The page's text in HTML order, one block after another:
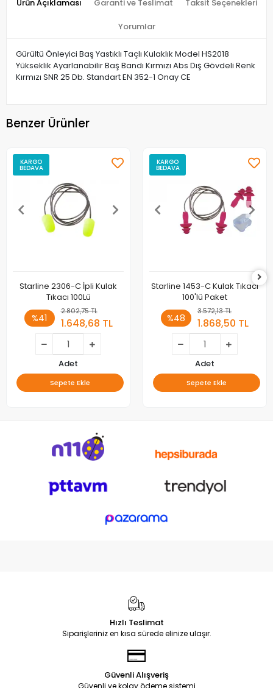
Ürün Açıklaması Garanti ve Teslimat Taksit Seçenekleri
Yorumlar
Gürültü Önleyici Baş Yastıklı Taçlı Kulaklık Model HS2018
Yükseklik Ayarlanabilir Baş Bandı Kırmızı Abs Dış Gövdeli Renk
Kırmızı SNR 25 Db. Standart EN 352-1 Onay CE
Benzer Ürünler
KARGO
BEDAVA
Starline 2306-C İpli Kulak
Tıkacı 100Lü
%41
2.802,75 TL
1.648,68 TL
Adet
Sepete Ekle
KARGO
BEDAVA
Starline 1453-C Kulak Tıkacı
100'lü Paket
%48
3.572,13 TL
1.868,50 TL
Adet
Sepete Ekle
Hızlı Teslimat
Siparişleriniz en kısa sürede elinize ulaşır.
Güvenli Alışveriş